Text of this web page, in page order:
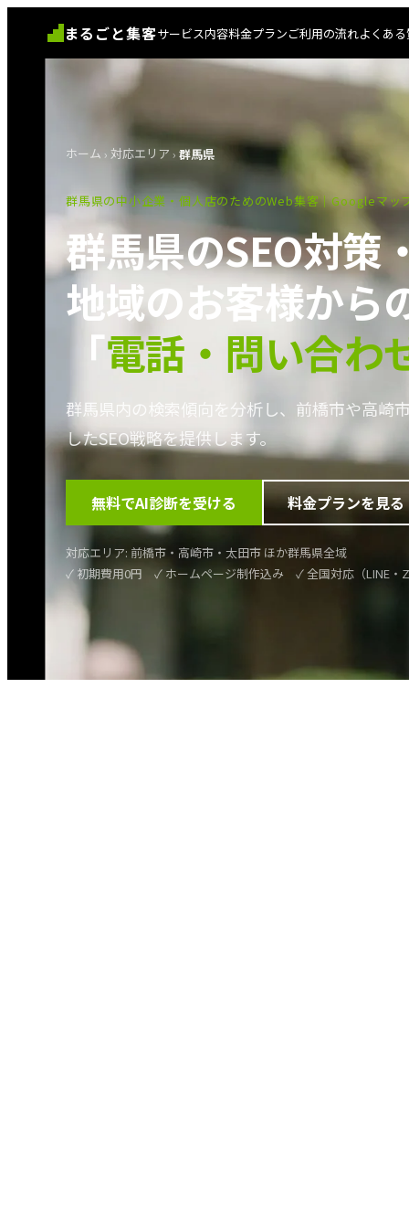
まるごと集客サービス内容料金プランご利用の流れよくあ
ホーム › 対応エリア › 群馬県
群馬県の中小企業・個人店のためのWeb集客｜Googleマッ
群馬県のSEO対策
地域のお客様から
「電話・問い合わ
群馬県内の検索傾向を分析し、前橋市や高崎
したSEO戦略を提供します。
無料でAI診断を受ける 料金プランを見る
対応エリア: 前橋市・高崎市・太田市 ほか群馬県全域
✓ 初期費用0円 ✓ ホームページ制作込み ✓ 全国対応（LINE・